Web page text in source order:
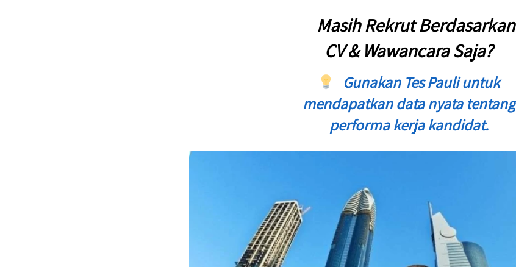
CV & Wawancara Saja?
Gunakan Tes Pauli untuk
mendapatkan data nyata tentang
performa kerja kandidat.